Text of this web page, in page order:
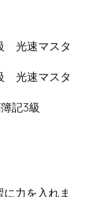
光速マスタ
光速マスタ
記3級
力を入れま